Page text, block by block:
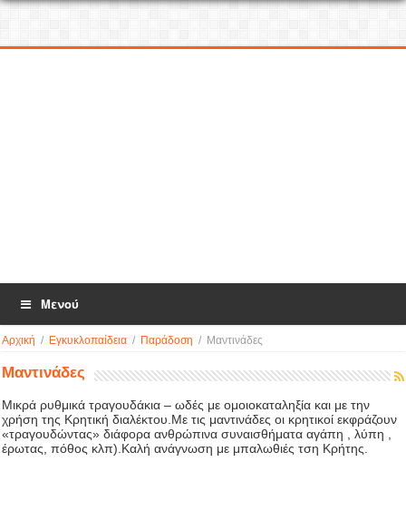
Μενού
Αρχική / Εγκυκλοπαίδεια / Παράδοση / Μαντινάδες
Μαντινάδες
Μικρά ρυθμικά τραγουδάκια – ωδές με ομοιοκαταληξία και με την
χρήση της Κρητική διαλέκτου.Με τις μαντινάδες οι κρητικοί εκφράζουν
«τραγουδώντας» διάφορα ανθρώπινα συναισθήματα αγάπη , λύπη ,
έρωτας, πόθος κλπ).Καλή ανάγνωση με μπαλωθιές τση Κρήτης.